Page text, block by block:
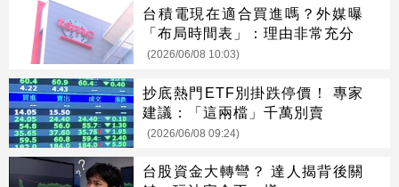
台積電現在適合買進嗎？外媒曝
「布局時間表」：理由非常充分
(2026/06/08 10:03)
抄底熱門ETF別掛跌停價！ 專家
建議：「這兩檔」千萬別賣
(2026/06/08 09:24)
台股資金大轉彎？ 達人揭背後關